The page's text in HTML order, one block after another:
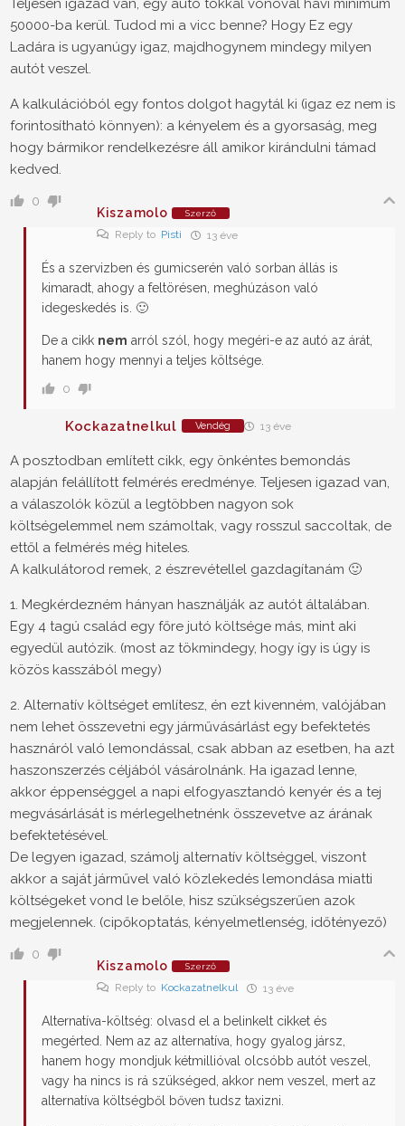
Teljesen igazad van, egy autó tokkal vonóval havi minimum
50000-ba kerül. Tudod mi a vicc benne? Hogy Ez egy
Ladára is ugyanúgy igaz, majdhogynem mindegy milyen
autót veszel.
A kalkulációból egy fontos dolgot hagytál ki (igaz ez nem is
forintosítható könnyen): a kényelem és a gyorsaság, meg
hogy bármikor rendelkezésre áll amikor kirándulni támad
kedved.
0
Kiszamolo
Szerző
Reply to Pisti 13 éve
És a szervizben és gumicserén való sorban állás is
kimaradt, ahogy a feltörésen, meghúzáson való
idegeskedés is. 🙂
De a cikk nem arról szól, hogy megéri-e az autó az árát,
hanem hogy mennyi a teljes költsége.
0
Kockazatnelkul Vendég 13 éve
A posztodban említett cikk, egy önkéntes bemondás
alapján felállított felmérés eredménye. Teljesen igazad van,
a válaszolók közül a legtöbben nagyon sok
költségelemmel nem számoltak, vagy rosszul saccoltak, de
ettől a felmérés még hiteles.
A kalkulátorod remek, 2 észrevétellel gazdagítanám 🙂
1. Megkérdezném hányan használják az autót általában.
Egy 4 tagú család egy főre jutó költsége más, mint aki
egyedül autózik. (most az tökmindegy, hogy így is úgy is
közös kasszából megy)
2. Alternatív költséget említesz, én ezt kivenném, valójában
nem lehet összevetni egy járművásárlást egy befektetés
hasznáról való lemondással, csak abban az esetben, ha azt
haszonszerzés céljából vásárolnánk. Ha igazad lenne,
akkor éppenséggel a napi elfogyasztandó kenyér és a tej
megvásárlását is mérlegelhetnénk összevetve az árának
befektetésével.
De legyen igazad, számolj alternatív költséggel, viszont
akkor a saját járművel való közlekedés lemondása miatti
költségeket vond le belőle, hisz szükségszerűen azok
megjelennek. (cipőkoptatás, kényelmetlenség, időtényező)
0
Kiszamolo
Szerző
Reply to Kockazatnelkul 13 éve
Alternatíva-költség: olvasd el a belinkelt cikket és
megérted. Nem az az alternatíva, hogy gyalog jársz,
hanem hogy mondjuk kétmillióval olcsóbb autót veszel,
vagy ha nincs is rá szükséged, akkor nem veszel, mert az
alternatíva költségből bőven tudsz taxizni.